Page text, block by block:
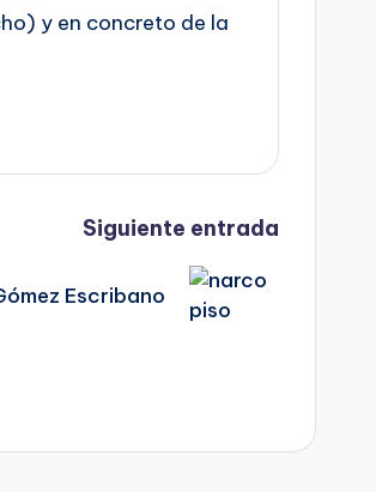
y en concreto de la
Siguiente entrada
Escribano